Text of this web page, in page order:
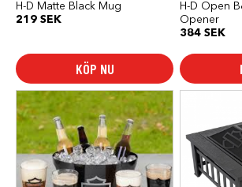
H-D Matte Black Mug
219 SEK
KÖP NU
H-D Open
Opener
384 SEK